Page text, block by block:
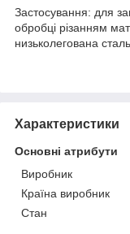
Застосування: для
обробці різанням
низьколегована сталь
Характеристики
Основні атрибути
Виробник
Країна виробник
Стан